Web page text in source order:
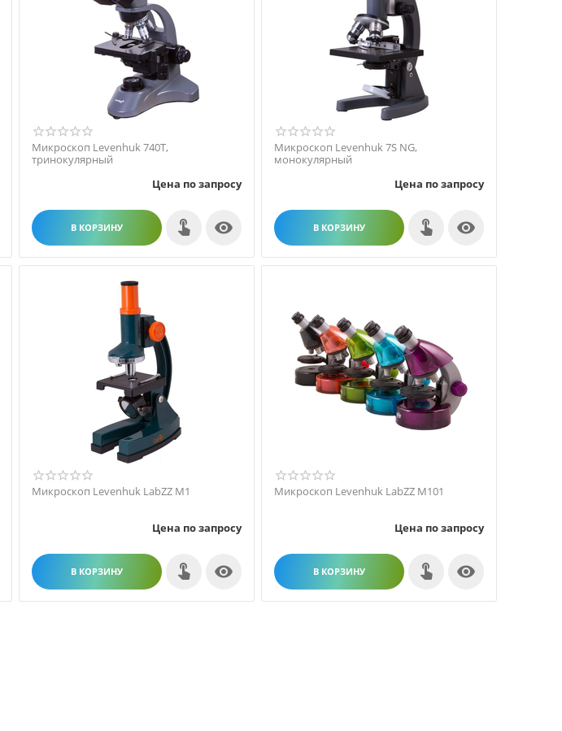
Микроскоп Levenhuk 740T,
тринокулярный
Цена по запросу
В КОРЗИНУ 
Микроскоп Levenhuk 7S NG,
монокулярный
Цена по запросу
В КОРЗИНУ 
Микроскоп Levenhuk LabZZ M1
Цена по запросу
В КОРЗИНУ 
Микроскоп Levenhuk LabZZ M101
Цена по запросу
В КОРЗИНУ 